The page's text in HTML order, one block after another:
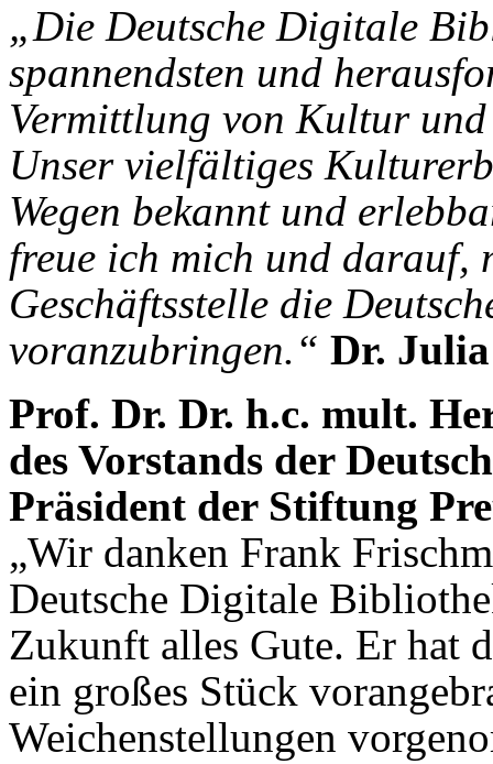
„Die Deutsche Digitale
spannendsten und
Vermittlung von Kultur
Unser vielfältiges
Wegen bekannt und
freue ich mich und darauf,
Geschäftsstelle die
voranzubringen.“ Dr.
Prof. Dr. Dr. h.c. mult.
des Vorstands der
Präsident der Stiftung
„Wir danken Frank
Deutsche Digitale
Zukunft alles Gute. Er hat
ein großes Stück
Weichenstellungen